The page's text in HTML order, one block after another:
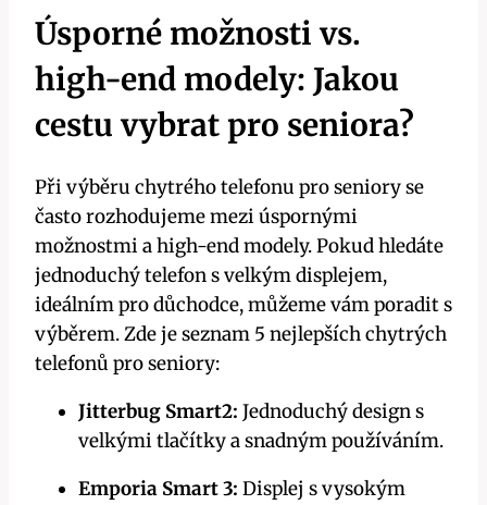
Úsporné možnosti vs.
high-end modely: Jakou
cestu vybrat pro seniora?
Při výběru chytrého telefonu pro seniory se
často rozhodujeme mezi úspornými
možnostmi a high-end modely. Pokud hledáte
jednoduchý telefon s velkým displejem,
ideálním pro důchodce, můžeme vám poradit s
výběrem. Zde je seznam 5 nejlepších chytrých
telefonů pro seniory:
Jitterbug Smart2: Jednoduchý design s
velkými tlačítky a snadným používáním.
Emporia Smart 3: Displej s vysokým